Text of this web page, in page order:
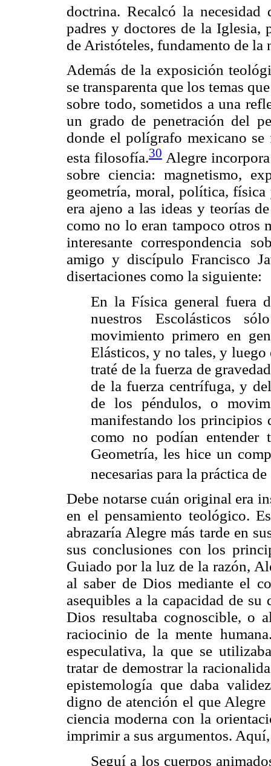
doctrina. Recalcó la necesidad
padres y doctores de la
de Aristóteles, fundamento de la
Además de la exposición
se transparenta que los temas
sobre todo, sometidos a una
un grado de penetración del
donde el polígrafo mexicano
esta filosofía.30Alegre
sobre ciencia: magnetismo,
geometría, moral, política,
era ajeno a las ideas y teorías
como no lo eran tampoco otros
interesante correspondencia
amigo y discípulo Francisco
disertaciones como la siguiente:
En la Física general fuera
nuestros Escolásticos
movimiento primero en
Elásticos, y no tales, y
traté de la fuerza de
de la fuerza centrífuga, y
de los péndulos, o
manifestando los principios
como no podían
Geometría, les hice un
necesarias para la práctica
Debe notarse cuán original era
en el pensamiento teológico.
abrazaría Alegre más tarde en
sus conclusiones con los
Guiado por la luz de la razón,
al saber de Dios mediante el
asequibles a la capacidad de
Dios resultaba cognoscible, o
raciocinio de la mente
especulativa, la que se
tratar de demostrar la
epistemología que daba
digno de atención el que
ciencia moderna con la
imprimir a sus argumentos.
Seguí a los cuerpos